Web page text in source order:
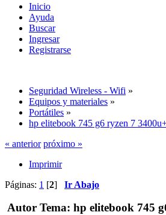
Inicio
Ayuda
Buscar
Ingresar
Registrarse
Seguridad Wireless - Wifi »
Equipos y materiales »
Portátiles »
hp elitebook 745 g6 ryzen 7
« anterior próximo »
Imprimir
Páginas: 1 [2] Ir Abajo
Autor Tema: hp elitebook 745